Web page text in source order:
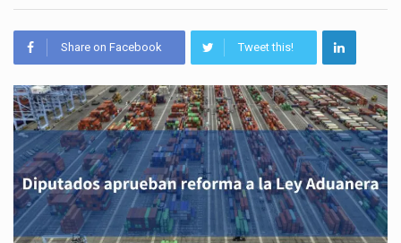
Los créditos fiscales determinados a empresas IMMEX rara vez nacen de una interpretación equivocada de…
La industria automotriz mexicana concentra más de la mitad de las quejas bajo el Mecanismo…
La inversión fija bruta en México registró un aumento de 1.1% interanual en mayo de…
El gobierno de Estados Unidos anunciará un arancel del 15 % sobre los productos fabricados…
El Departamento de Agricultura de Estados Unidos (USDA) suspendió el 5 de agosto de 2026…
REFORMA
LEY
ADUANERA
Share on Facebook Tweet this!